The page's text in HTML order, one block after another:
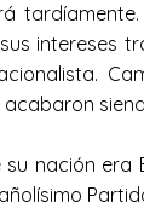
intereses
nación era